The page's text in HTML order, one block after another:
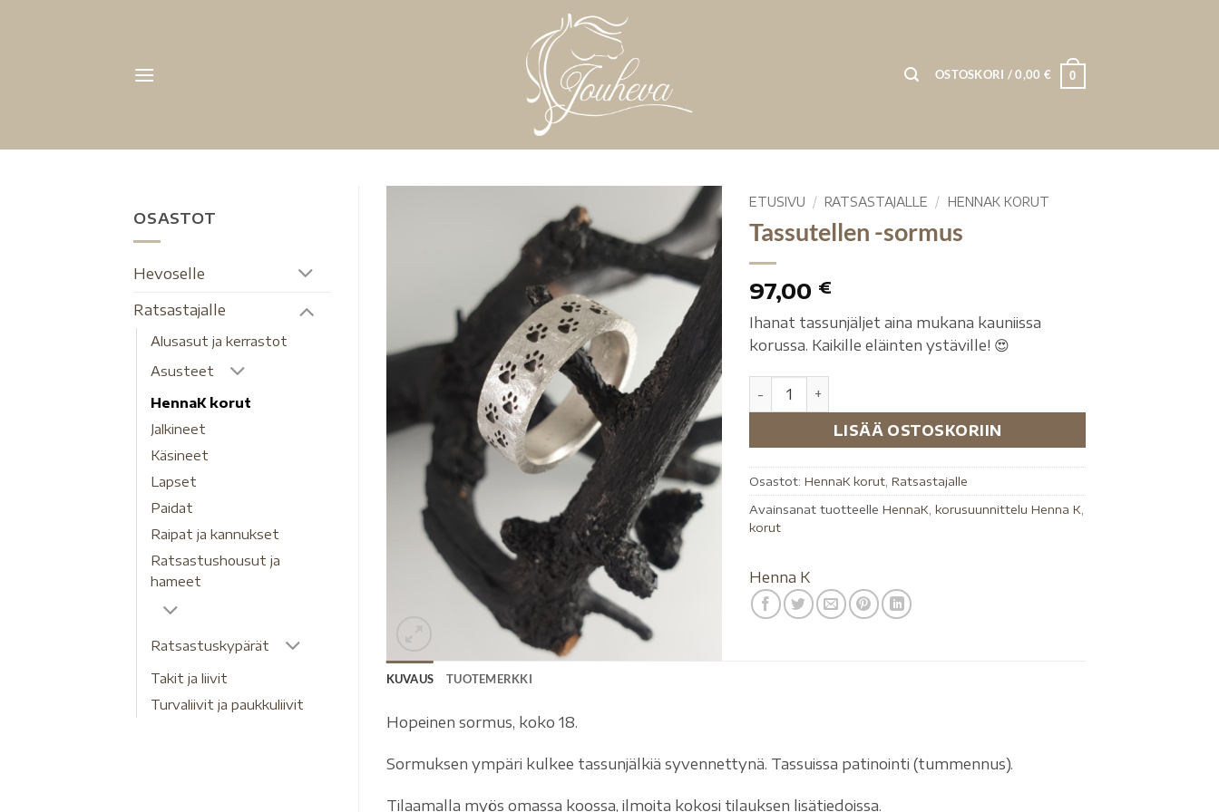
OSTOSKORI /0,00 € 0
OSASTOT
Hevoselle
Ratsastajalle
Alusasut ja kerrastot
Asusteet
HennaK korut
Jalkineet
Käsineet
Lapset
Paidat
Raipat ja kannukset
Ratsastushousut ja
hameet
Ratsastuskypärät
Takit ja liivit
Turvaliivit ja paukkuliivit
ETUSIVU / RATSASTAJALLE / HENNAK KORUT
Tassutellen -sormus
97,00 €
Ihanat tassunjäljet aina mukana kauniissa
korussa. Kaikille eläinten ystäville! 😍
LISÄÄ OSTOSKORIIN
Osastot:HennaK korut ,Ratsastajalle
Avainsanat tuotteelleHennaK ,korusuunnittelu Henna K
korut
Henna K
KUVAUS TUOTEMERKKI
Hopeinen sormus, koko 18.
Sormuksen ympäri kulkee tassunjälkiä syvennettynä. Tassuissa patinointi (tummennus).
Tilaamalla myös omassa koossa, ilmoita kokosi tilauksen lisätiedoissa.